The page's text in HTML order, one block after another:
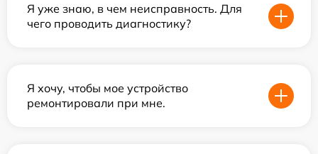
Я уже знаю, в чем неисправность. Для
чего проводить диагностику?
Я хочу, чтобы мое устройство
ремонтировали при мне.